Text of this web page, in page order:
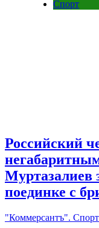
Спорт
Российский
Муртазалиев
поединке с
"Коммерсантъ". Спорт